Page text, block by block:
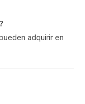
adquirir en